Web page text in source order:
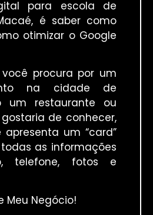
para escola de
é saber como
otimizar o Google
procura por um
na cidade de
um restaurante ou
de conhecer,
um “card”
as informações
telefone, fotos e
Meu Negócio!